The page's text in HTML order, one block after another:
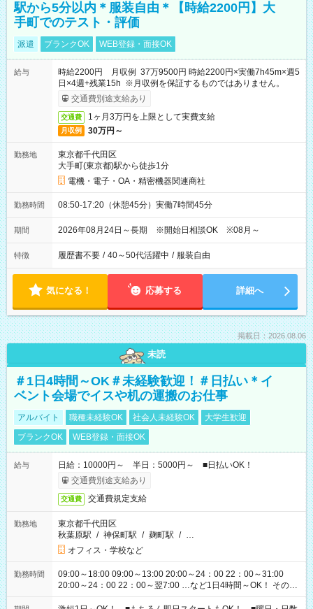
駅から5分以内＊服装自由＊【時給2200円】大
手町でのテスト・評価
派遣 ブランクOK WEB登録・面接OK
給与
時給2200円 月収例 37万9500円 時給2200円×実働7h45m×週5
日×4週+残業15h ※月収例を保証するものではありません。
交通費別途支給あり
交通費 1ヶ月3万円を上限として実費支給
月収例 30万円～
勤務地
東京都千代田区
大手町(東京都)駅から徒歩1分
電機・電子・OA・精密機器関連商社
勤務時間 08:50-17:20（休憩45分）実働7時間45分
期間 2026年08月24日～長期 ※開始日相談OK ※08月～
特徴 履歴書不要 / 40～50代活躍中 / 服装自由
気になる！ 応募する 詳細へ
掲載日：2026.08.06
未読
＃1日4時間～OK＃未経験歓迎！＃日払い＊イ
ベント会場でイスや机の運搬のお仕事
アルバイト 職種未経験OK 社会人未経験OK
大学生歓迎
ブランクOK
WEB登録・面接OK
給与
日給：10000円～ 半日：5000円～ ■日払いOK！
交通費別途支給あり
交通費 交通費規定支給
勤務地
東京都千代田区
秋葉原駅 / 神保町駅 / 麹町駅 / …
オフィス・学校など
勤務時間
09:00～18:00 09:00～13:00 20:00～24：00 22：00～31:00
20:00～24：00 22：00～翌7:00 …など1日4時間～OK！ その他
シフトもございます！ お気軽にご相談ください！